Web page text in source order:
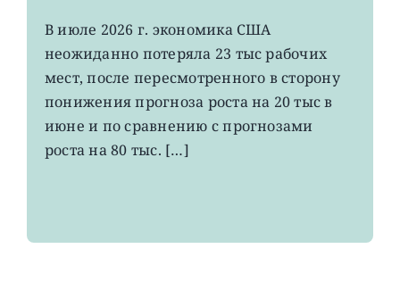
VOO:
рабочих
мест
США
неожиданно
В июле 2026 г. экономика США
неожиданно потеряла 23 тыс рабочих
мест, после пересмотренного в сторону
понижения прогноза роста на 20 тыс в
июне и по сравнению с прогнозами
роста на 80 тыс. […]